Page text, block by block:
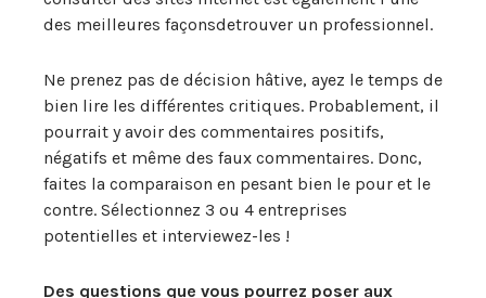
des meilleures façonsdetrouver un professionnel.
Ne prenez pas de décision hâtive, ayez le temps de
bien lire les différentes critiques. Probablement, il
pourrait y avoir des commentaires positifs,
négatifs et même des faux commentaires. Donc,
faites la comparaison en pesant bien le pour et le
contre. Sélectionnez 3 ou 4 entreprises
potentielles et interviewez-les !
Des questions que vous pourrez poser aux